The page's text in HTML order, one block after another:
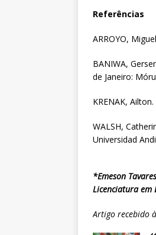
Referências
ARROYO,
BANIWA,
de Janeiro:
KRENAK, Ailton.
WALSH,
Universidad
*Emeson
Licenciatura em
Artigo recebido